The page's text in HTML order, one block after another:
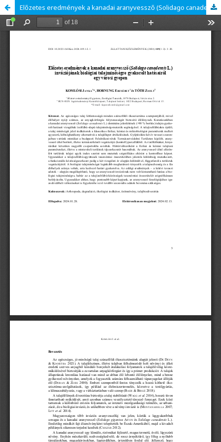
Előzetes eredmények a kanadai aranyvessző (Solidago canadensis L.) inváziójának biológiai talajminőségre gyakorolt hatásairól egy városi gyepen